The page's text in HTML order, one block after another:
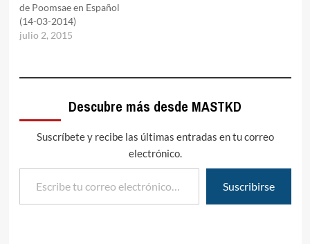
de Poomsae en Español
(14-03-2014)
julio 2, 2015
Descubre más desde MASTKD
Suscríbete y recibe las últimas entradas en tu correo
electrónico.
Escribe tu correo electrónico…
Suscribirse